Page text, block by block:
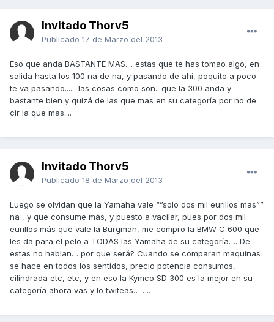
Invitado Thorv5
Publicado 17 de Marzo del 2013
Eso que anda BASTANTE MAS.... estas que te has tomao algo, en
salida hasta los 100 na de na, y pasando de ahí, poquito a poco
te va pasando...... las cosas como son.. que la 300 anda y
bastante bien y quizá de las que mas en su categoría por no de
cir la que mas....
Invitado Thorv5
Publicado 18 de Marzo del 2013
Luego se olvidan que la Yamaha vale “”solo dos mil eurillos mas””
na , y que consume más, y puesto a vacilar, pues por dos mil
eurillos más que vale la Burgman, me compro la BMW C 600 que
les da para el pelo a TODAS las Yamaha de su categoría…. De
estas no hablan… por que será? Cuando se comparan maquinas
se hace en todos los sentidos, precio potencia consumos,
cilindrada etc, etc, y en eso la Kymco SD 300 es la mejor en su
categoría ahora vas y lo twiteas……..